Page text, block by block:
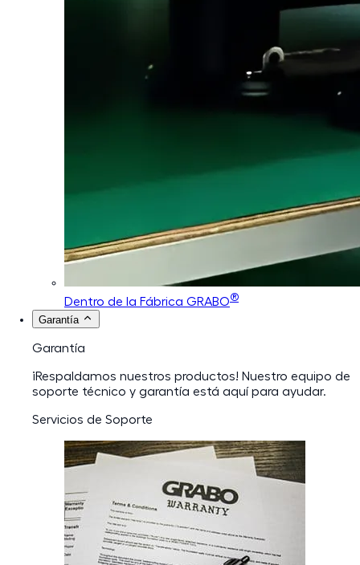
Dentro de la Fábrica GRABO®
Garantía
Garantía
¡Respaldamos nuestros productos! Nuestro equipo de
soporte técnico y garantía está aquí para ayudar.
Servicios de Soporte